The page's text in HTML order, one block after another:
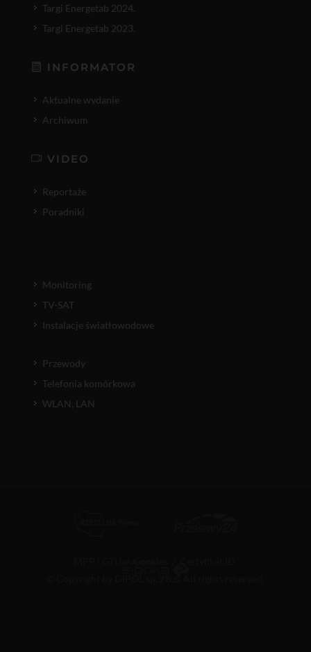
Targi Energetab 2024.
Targi Energetab 2023.
INFORMATOR
Aktualne wydanie
Archiwum
VIDEO
Reportaże
Poradniki
Monitoring
TV-SAT
Instalacje światłowodowe
Przewody
Telefonia komórkowa
WLAN, LAN